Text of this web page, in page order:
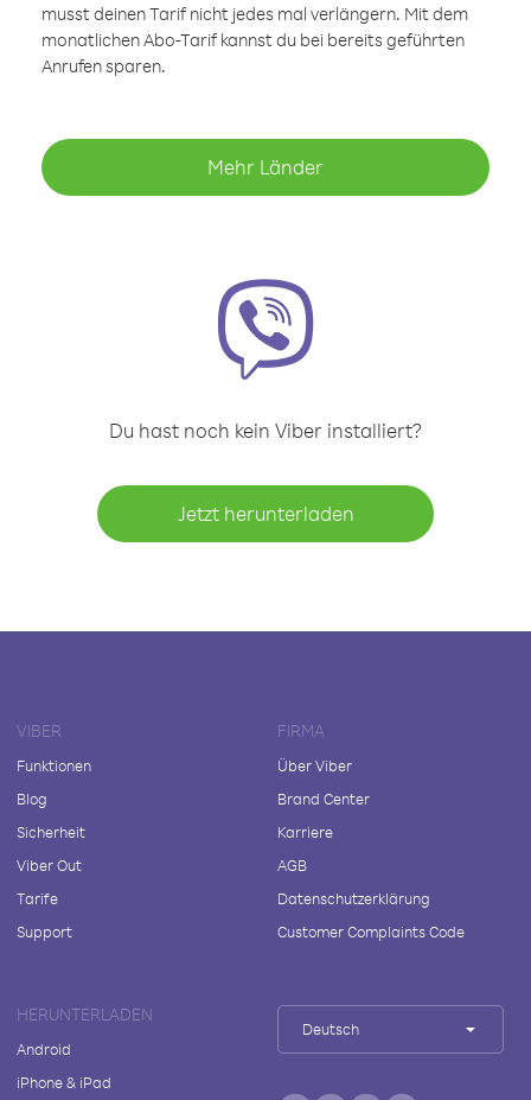
musst deinen Tarif nicht jedes mal verlängern. Mit dem
monatlichen Abo-Tarif kannst du bei bereits geführten
Anrufen sparen.
Mehr Länder
Du hast noch kein Viber installiert?
Jetzt herunterladen
VIBER
Funktionen
Blog
Sicherheit
Viber Out
Tarife
Support
FIRMA
Über Viber
Brand Center
Karriere
AGB
Datenschutzerklärung
Customer Complaints Code
HERUNTERLADEN
Android
iPhone & iPad
Deutsch